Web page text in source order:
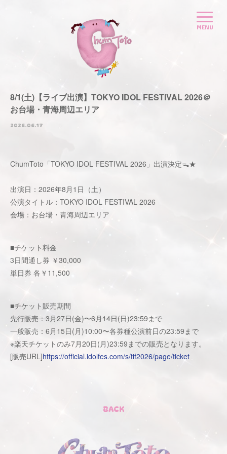
8/1(土)【ライブ出演】TOKYO IDOL FESTIVAL 2026＠
お台場・青海周辺エリア
2026.06.17
ChumToto「TOKYO IDOL FESTIVAL 2026」出演決定ᯓ★
出演日：2026年8月1日（土）
公演タイトル：TOKYO IDOL FESTIVAL 2026
会場：お台場・青海周辺エリア
■チケット料金
3日間通し券 ￥30,000
単日券 各￥11,500
■チケット販売期間
先行販売：3月27日(金)〜6月14日(日)23:59まで
一般販売：6月15日(月)10:00〜各券種公演前日の23:59まで
※楽天チケットのみ7月20日(月)23:59までの販売となります。
[販売URL]https://official.idolfes.com/s/tif2026/page/ticket
BACK